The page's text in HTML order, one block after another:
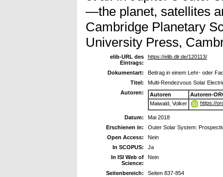
—the planet, satellites
Cambridge Planetary
University Press,
elib-URL des
Eintrags:
https://elib.dlr.de/120113/
Dokumentart:
Beitrag in einem Lehr- oder
Titel:
Multi-Rendezvous Solar
Autoren:
Autoren
Autoren-
Maiwald, Volker
https://
Datum:
Mai 2018
Erschienen in:
Outer Solar System:
Open Access:
Nein
In SCOPUS:
Ja
In ISI Web of
Science:
Nein
Seitenbereich:
Seiten 837-854